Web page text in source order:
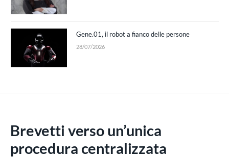
Gene.01, il robot a fianco delle persone
28/07/2026
Brevetti verso un’unica
procedura centralizzata